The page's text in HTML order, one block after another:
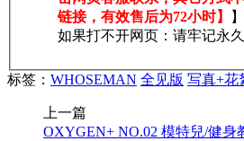
链接，有效售后为72小时】
】
如果打不开网页：请牢记永
标签： WHOSEMAN 全见版 写真+花
上一篇
OXYGEN+ NO.02 模特兒/健身